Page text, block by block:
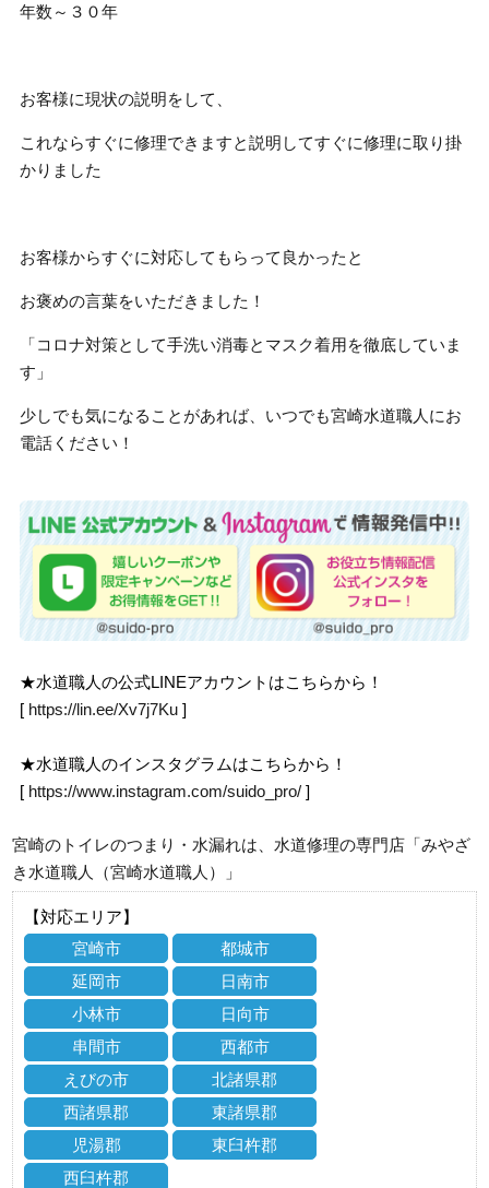
年数～３０年
お客様に現状の説明をして、
これならすぐに修理できますと説明してすぐに修理に取り掛
かりました
お客様からすぐに対応してもらって良かったと
お褒めの言葉をいただきました！
「コロナ対策として手洗い消毒とマスク着用を徹底していま
す」
少しでも気になることがあれば、いつでも宮崎水道職人にお
電話ください！
★水道職人の公式LINEアカウントはこちらから！
[ https://lin.ee/Xv7j7Ku ]
★水道職人のインスタグラムはこちらから！
[ https://www.instagram.com/suido_pro/ ]
宮崎のトイレのつまり・水漏れは、水道修理の専門店「みやざ
き水道職人（宮崎水道職人）」
【対応エリア】
宮崎市
都城市
延岡市
日南市
小林市
日向市
串間市
西都市
えびの市
北諸県郡
西諸県郡
東諸県郡
児湯郡
東臼杵郡
西臼杵郡